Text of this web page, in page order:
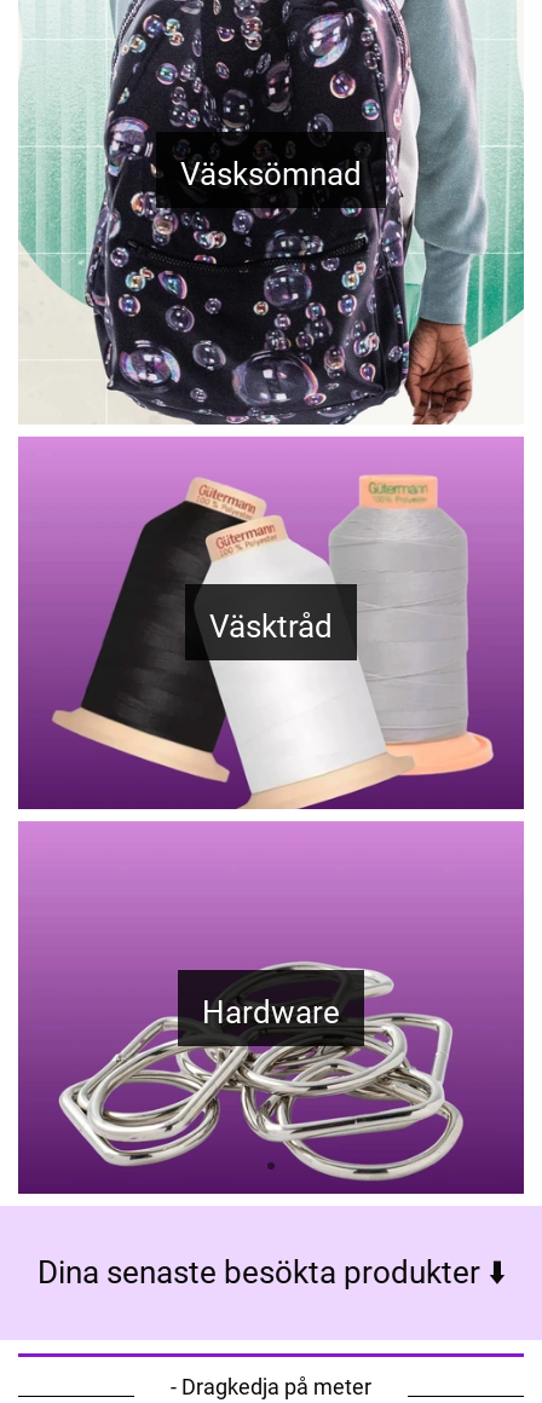
Väsksömnad
Väsktråd
Hardware
Dina senaste besökta produkter ⬇️
- Dragkedja på meter